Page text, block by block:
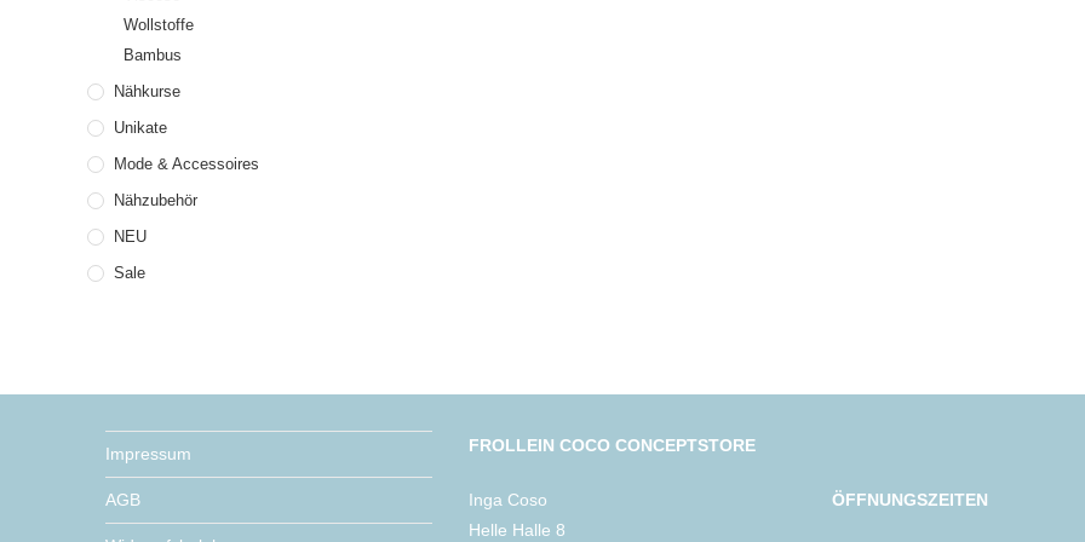
Wollstoffe
Bambus
Nähkurse
Unikate
Mode & Accessoires
Nähzubehör
NEU
Sale
Impressum
AGB
FROLLEIN COCO CONCEPTSTORE
Inga Coso
Helle Halle 8
ÖFFNUNGSZEITEN